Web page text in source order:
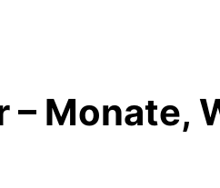
Monate,